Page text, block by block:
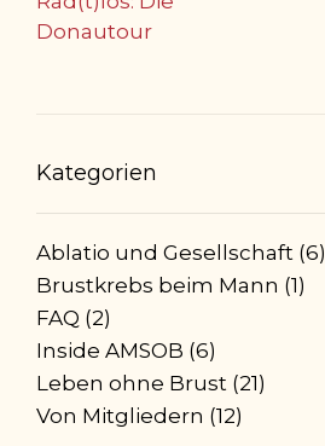
Donautour
Kategorien
Ablatio und Gesellschaft (6)
Brustkrebs beim Mann (1)
FAQ (2)
Inside AMSOB (6)
Leben ohne Brust (21)
Von Mitgliedern (12)